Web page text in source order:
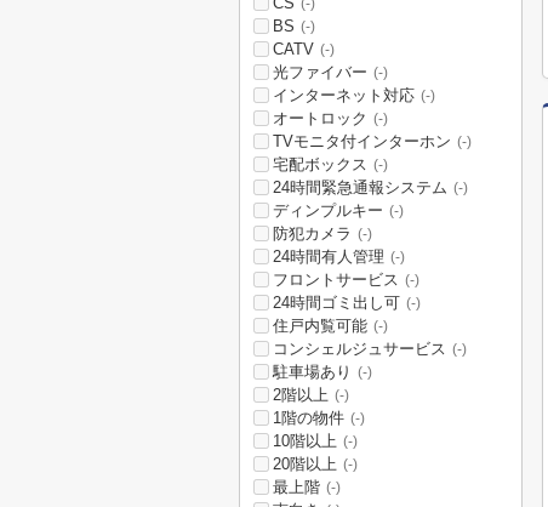
(-)
BS (-)
CATV (-)
光ファイバー (-)
インターネット対応 (-)
オートロック (-)
TVモニタ付インターホン (-)
宅配ボックス (-)
24時間緊急通報システム (-)
ディンプルキー (-)
防犯カメラ (-)
24時間有人管理 (-)
フロントサービス (-)
24時間ゴミ出し可 (-)
住戸内覧可能 (-)
コンシェルジュサービス (-)
駐車場あり (-)
2階以上 (-)
1階の物件 (-)
10階以上 (-)
20階以上 (-)
最上階 (-)